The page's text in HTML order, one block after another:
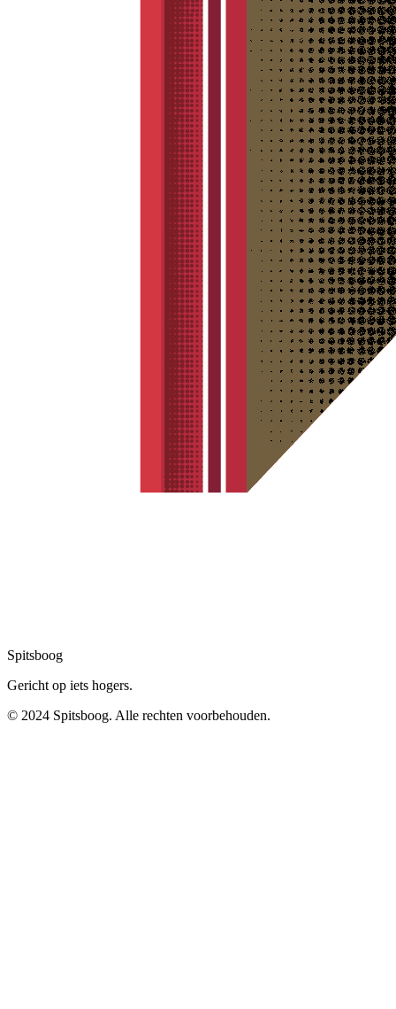
Spitsboog
Gericht op iets hogers.
© 2024 Spitsboog. Alle rechten voorbehouden.